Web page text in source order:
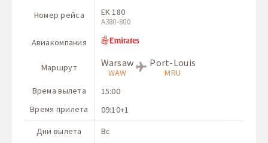
Номер рейса
Авиакомпания
Маршрут
Врема вылета
Время прилета
EK 180
A380-800
Warsaw
WAW
Port-Louis
MRU
15:00
09:10+1
Дни вылета
Вс